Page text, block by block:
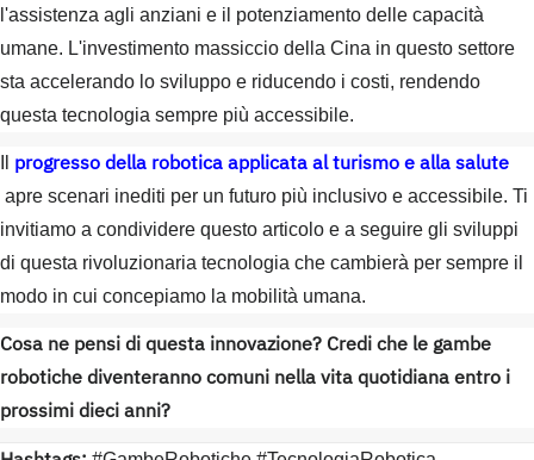
l'assistenza agli anziani e il potenziamento delle capacità
umane. L'investimento massiccio della Cina in questo settore
sta accelerando lo sviluppo e riducendo i costi, rendendo
questa tecnologia sempre più accessibile.
progresso della robotica applicata al turismo e alla salute
apre scenari inediti per un futuro più inclusivo e accessibile. Ti
invitiamo a condividere questo articolo e a seguire gli sviluppi
di questa rivoluzionaria tecnologia che cambierà per sempre il
modo in cui concepiamo la mobilità umana.
Cosa ne pensi di questa innovazione? Credi che le gambe
robotiche diventeranno comuni nella vita quotidiana entro i
prossimi dieci anni?